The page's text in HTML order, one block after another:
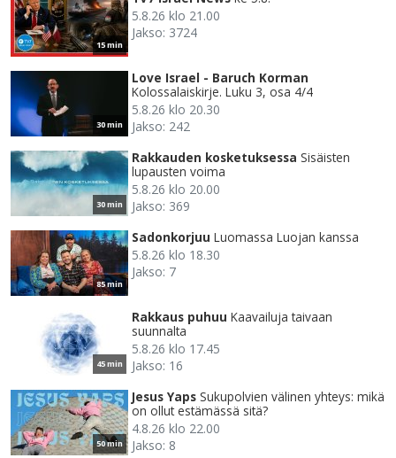
15 min
5.8.26 klo 21.00
Jakso: 3724
30 min
Love Israel - Baruch Korman
Kolossalaiskirje. Luku 3, osa 4/4
5.8.26 klo 20.30
Jakso: 242
30 min
Rakkauden kosketuksessa Sisäisten
lupausten voima
5.8.26 klo 20.00
Jakso: 369
85 min
Sadonkorjuu Luomassa Luojan kanssa
5.8.26 klo 18.30
Jakso: 7
45 min
Rakkaus puhuu Kaavailuja taivaan
suunnalta
5.8.26 klo 17.45
Jakso: 16
50 min
Jesus Yaps Sukupolvien välinen yhteys: mikä
on ollut estämässä sitä?
4.8.26 klo 22.00
Jakso: 8